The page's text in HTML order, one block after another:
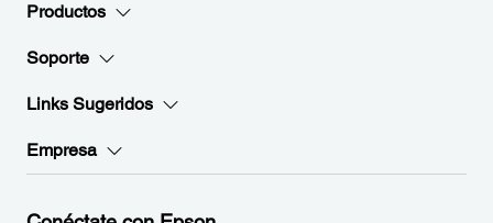
Productos
Soporte
Links Sugeridos
Empresa